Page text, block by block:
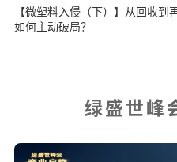
【微塑料入侵（下）】从回收到
如何主动破局？
绿盛世峰